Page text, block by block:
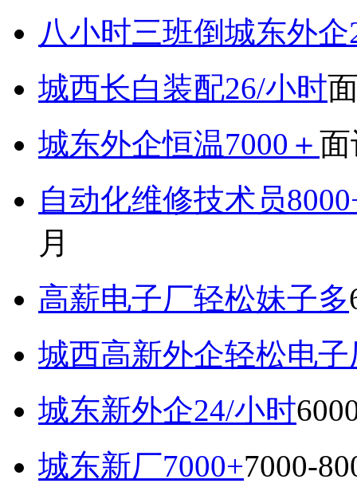
八小时三班倒城东外企
城西长白装配26/小时
城东外企恒温7000＋
自动化维修技术员
月
高薪电子厂轻松妹子多
城西高新外企轻松电子
城东新外企24/小时
城东新厂7000+7000-